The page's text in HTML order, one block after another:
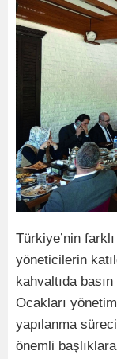
Türkiye’nin
yöneticilerin
kahvaltıda
Ocakları
yapılanma
önemli